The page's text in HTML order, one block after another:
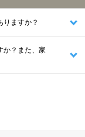
りますか？
か？また、家